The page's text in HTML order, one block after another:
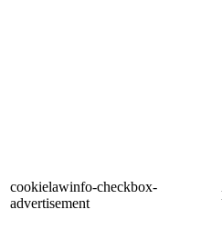
cookielawinfo-checkbox-
advertisement